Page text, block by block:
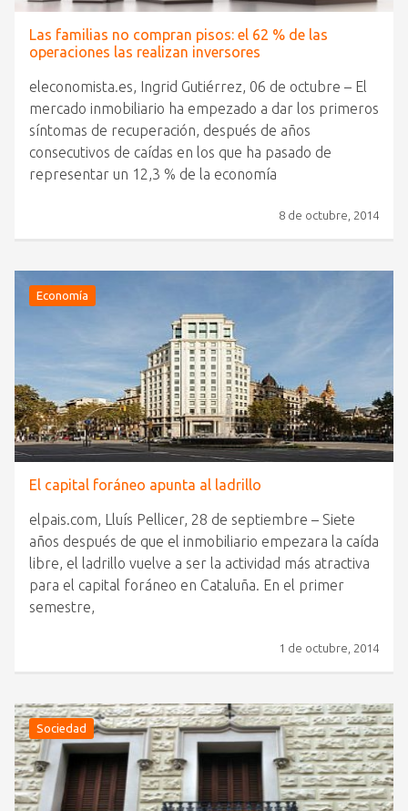
Las familias no compran pisos: el 62 % de las
operaciones las realizan inversores
eleconomista.es, Ingrid Gutiérrez, 06 de octubre – El
mercado inmobiliario ha empezado a dar los primeros
síntomas de recuperación, después de años
consecutivos de caídas en los que ha pasado de
representar un 12,3 % de la economía
8 de octubre, 2014
Economía
El capital foráneo apunta al ladrillo
elpais.com, Lluís Pellicer, 28 de septiembre – Siete
años después de que el inmobiliario empezara la caída
libre, el ladrillo vuelve a ser la actividad más atractiva
para el capital foráneo en Cataluña. En el primer
semestre,
1 de octubre, 2014
Sociedad